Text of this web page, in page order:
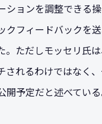
ションを調整できる
クフィードバックを
。ただしモッセリ氏
されるわけではなく
開予定だと述べている